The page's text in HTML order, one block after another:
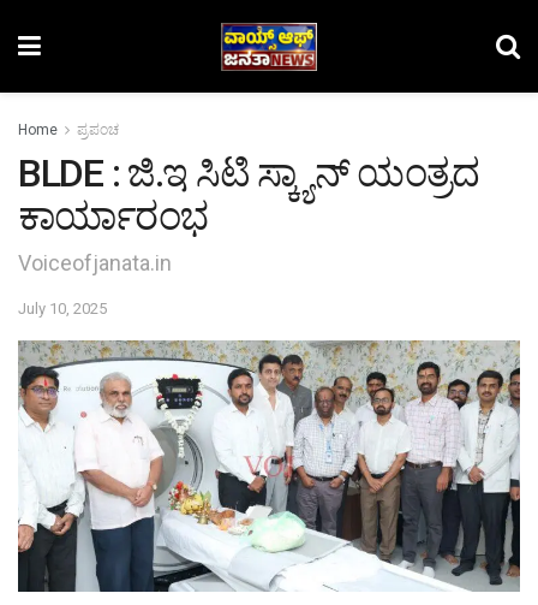
Home ಪ್ರಪಂಚ
BLDE : ಜಿ.ಇ ಸಿಟಿ ಸ್ಕ್ಯಾನ್ ಯಂತ್ರದ
ಕಾರ್ಯಾರಂಭ
Voiceofjanata.in
July 10, 2025